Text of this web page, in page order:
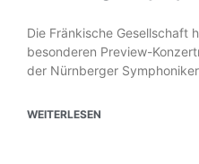
Die Fränkische Gesellschaft
besonderen Preview-
der Nürnberger
WEITERLESEN